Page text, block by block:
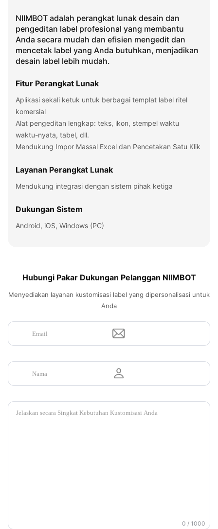
NIIMBOT adalah perangkat lunak desain dan
pengeditan label profesional yang membantu
Anda secara mudah dan efisien mengedit dan
mencetak label yang Anda butuhkan, menjadikan
desain label lebih mudah.
Fitur Perangkat Lunak
Aplikasi sekali ketuk untuk berbagai templat label ritel
komersial
Alat pengeditan lengkap: teks, ikon, stempel waktu
waktu-nyata, tabel, dll.
Mendukung Impor Massal Excel dan Pencetakan Satu Klik
Layanan Perangkat Lunak
Mendukung integrasi dengan sistem pihak ketiga
Dukungan Sistem
Android, iOS, Windows (PC)
Hubungi Pakar Dukungan Pelanggan NIIMBOT
Menyediakan layanan kustomisasi label yang dipersonalisasi untuk
Anda
0 / 1000